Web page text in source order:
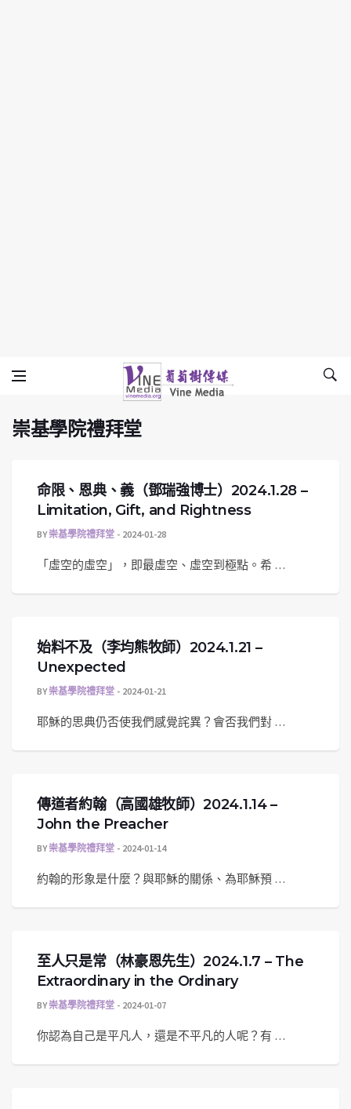
崇基學院禮拜堂
Vine Media
葡萄樹傳媒
崇基學院禮拜堂
命限、恩典、義（鄧瑞強博士）2024.1.28 –
Limitation, Gift, and Rightness
BY崇基學院禮拜堂 2024-01-28
「虛空的虛空」，即最虛空、虛空到極點。希 …
始料不及（李均熊牧師）2024.1.21 –
Unexpected
BY崇基學院禮拜堂 2024-01-21
耶穌的思典仍否使我們感覺詫異？會否我們對 …
傳道者約翰（高國雄牧師）2024.1.14 –
John the Preacher
BY崇基學院禮拜堂 2024-01-14
約翰的形象是什麼？與耶穌的關係、為耶穌預 …
至人只是常（林豪恩先生）2024.1.7 – The
Extraordinary in the Ordinary
BY崇基學院禮拜堂 2024-01-07
你認為自己是平凡人，還是不平凡的人呢？有 …